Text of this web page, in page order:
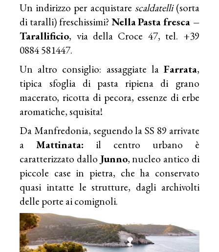
Un indirizzo per acquistare scaldatelli(sorta
di taralli) freschissimi? NellaPasta fresca –
Tarallificio, via della Croce 47, tel. +39
0884 581447.
Un altro consiglio: assaggiate la Farrata,
tipica sfoglia di pasta ripiena di grano
macerato, ricotta di pecora, essenze di erbe
aromatiche, squisita!
Da Manfredonia, seguendo la SS 89 arrivate
aMattinata: il centro urbano è
caratterizzato dallo Junno, nucleo antico di
piccole case in pietra, che ha conservato
quasi intatte le strutture, dagli archivolti
delle porte ai comignoli.